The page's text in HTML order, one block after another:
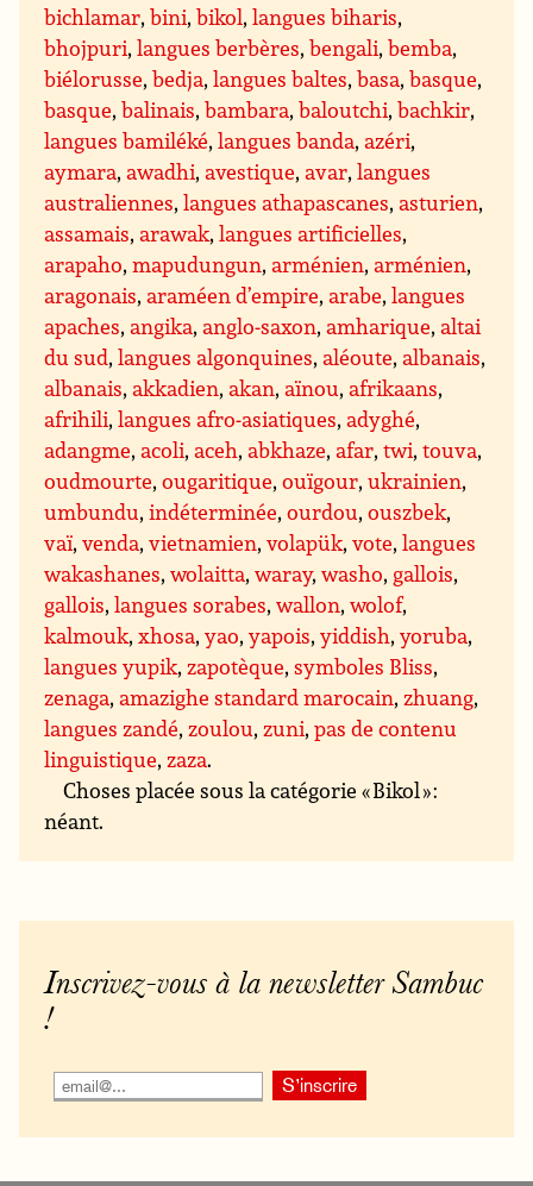
bichlamar,bini,bikol,langues biharis,
bhojpuri,langues berbères,bengali,bemba,
biélorusse,bedja,langues baltes,basa,basque,
basque,balinais,bambara,baloutchi,bachkir,
langues bamiléké,langues banda,azéri,
aymara,awadhi,avestique,avar,langues
australiennes,langues athapascanes,asturien,
assamais,arawak,langues artificielles,
arapaho,mapudungun,arménien,arménien,
aragonais,araméen d’empire,arabe,langues
apaches,angika,anglo-saxon,amharique,altai
du sud,langues algonquines,aléoute,albanais,
albanais,akkadien,akan,aïnou,afrikaans,
afrihili,langues afro-asiatiques,adyghé,
adangme,acoli,aceh,abkhaze,afar,twi,touva,
oudmourte,ougaritique,ouïgour,ukrainien,
umbundu,indéterminée,ourdou,ouszbek,
vaï,venda,vietnamien,volapük,vote,langues
wakashanes,wolaitta,waray,washo, gallois,
gallois,langues sorabes,wallon,wolof,
kalmouk,xhosa,yao,yapois,yiddish,yoruba,
langues yupik,zapotèque,symboles Bliss,
zenaga,amazighe standard marocain,zhuang,
langues zandé,zoulou,zuni,pas de contenu
linguistique,zaza.
Choses placée sous la catégorie « Bikol » :
néant.
Inscrivez-vous à la newsletter Sambuc
!